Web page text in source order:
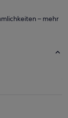
– mehr